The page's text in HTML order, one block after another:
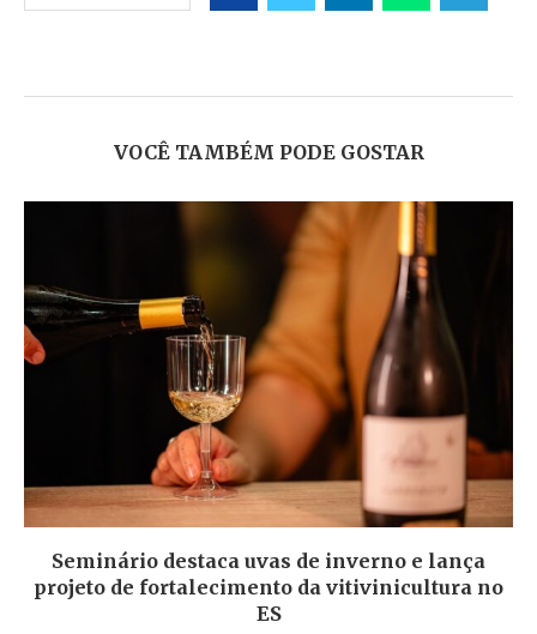
VOCÊ TAMBÉM PODE GOSTAR
Seminário destaca uvas de inverno e lança
projeto de fortalecimento da vitivinicultura no
ES